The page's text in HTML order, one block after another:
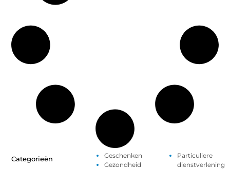
Categorieën
Geschenken
Gezondheid
Particuliere
dienstverlening